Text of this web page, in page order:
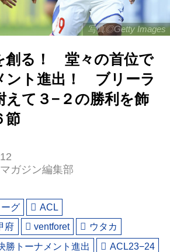
写真◎Getty Images
創る！ 堂々の首位で
ント進出！ ブリーラ
えて３−２の勝利を飾
節
ガジン編集部
グ
ACL
府
ventforet
ウタカ
勝トーナメント進出 ACL23−24